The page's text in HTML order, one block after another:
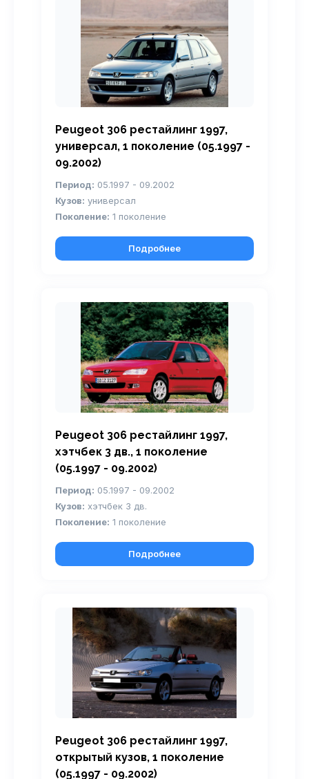
Peugeot 306 рестайлинг 1997,
универсал, 1 поколение (05.1997 -
09.2002)
Период: 05.1997 - 09.2002
Кузов: универсал
Поколение: 1 поколение
Подробнее
Peugeot 306 рестайлинг 1997,
хэтчбек 3 дв., 1 поколение
(05.1997 - 09.2002)
Период: 05.1997 - 09.2002
Кузов: хэтчбек 3 дв.
Поколение: 1 поколение
Подробнее
Peugeot 306 рестайлинг 1997,
открытый кузов, 1 поколение
(05.1997 - 09.2002)